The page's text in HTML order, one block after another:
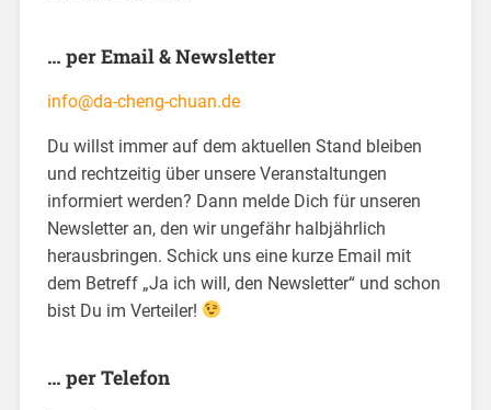
… per Email & Newsletter
info@da-cheng-chuan.de
Du willst immer auf dem aktuellen Stand bleiben
und rechtzeitig über unsere Veranstaltungen
informiert werden? Dann melde Dich für unseren
Newsletter an, den wir ungefähr halbjährlich
herausbringen. Schick uns eine kurze Email mit
dem Betreff „Ja ich will, den Newsletter“ und schon
bist Du im Verteiler!
… per Telefon